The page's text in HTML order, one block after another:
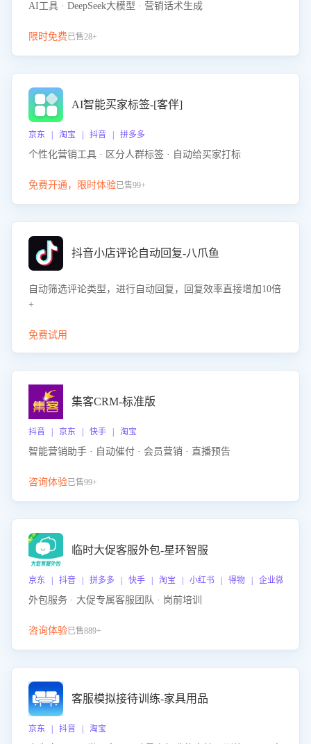
AI工具 · DeepSeek大模型 · 营销话术生成
限时免费已售28+
AI智能买家标签-[客伴]
京东 | 淘宝 | 抖音 | 拼多多
个性化营销工具 · 区分人群标签 · 自动给买家打标
免费开通，限时体验已售99+
抖音小店评论自动回复-八爪鱼
自动筛选评论类型，进行自动回复，回复效率直接增加10倍
+
免费试用
集客CRM-标准版
抖音 | 京东 | 快手 | 淘宝
智能营销助手 · 自动催付 · 会员营销 · 直播预告
咨询体验已售99+
临时大促客服外包-星环智服
京东 | 抖音 | 拼多多 | 快手 | 淘宝 | 小红书 | 得物 | 企业微信
外包服务 · 大促专属客服团队 · 岗前培训
咨询体验已售889+
客服模拟接待训练-家具用品
京东 | 抖音 | 淘宝